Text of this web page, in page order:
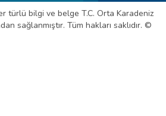
türlü bilgi ve belge T.C. Orta Karadeniz
sağlanmıştır. Tüm hakları saklıdır. ©